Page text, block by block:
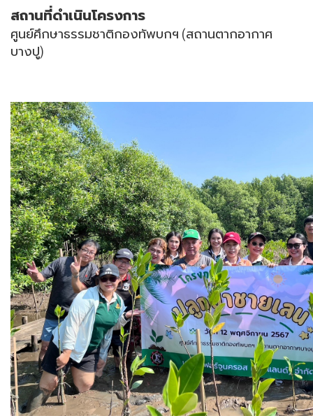
สถานที่ดำเนินโครงการ
ศูนย์ศึกษาธรรมชาติกองทัพบกฯ (สถานตากอากาศ
บางปู)